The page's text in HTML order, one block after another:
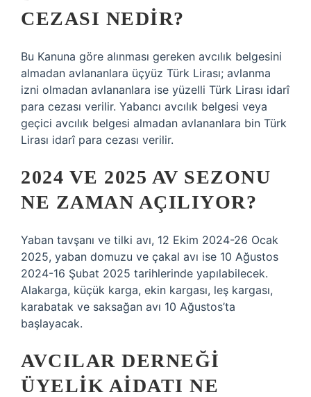
CEZASI NEDIR?
Bu Kanuna göre alınması gereken avcılık belgesini
almadan avlananlara üçyüz Türk Lirası; avlanma
izni olmadan avlananlara ise yüzelli Türk Lirası idarî
para cezası verilir. Yabancı avcılık belgesi veya
geçici avcılık belgesi almadan avlananlara bin Türk
Lirası idarî para cezası verilir.
2024 VE 2025 AV SEZONU
NE ZAMAN AÇILIYOR?
Yaban tavşanı ve tilki avı, 12 Ekim 2024-26 Ocak
2025, yaban domuzu ve çakal avı ise 10 Ağustos
2024-16 Şubat 2025 tarihlerinde yapılabilecek.
Alakarga, küçük karga, ekin kargası, leş kargası,
karabatak ve saksağan avı 10 Ağustos’ta
başlayacak.
AVCILAR DERNEĞI
ÜYELIK AIDATI NE